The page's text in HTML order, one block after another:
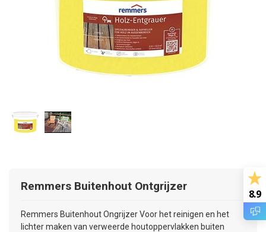
Remmers Buitenhout Ontgrijzer
Remmers Buitenhout Ongrijzer Voor het reinigen en het
lichter maken van verweerde houtoppervlakken buiten
8.9